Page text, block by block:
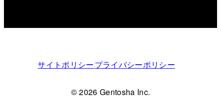
サイトポリシープライバシーポリシー
© 2026 Gentosha Inc.